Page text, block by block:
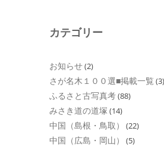
カテゴリー
お知らせ(2)
さが名木１００選■掲載一覧 (3)
ふるさと古写真考(88)
みさき道の道塚 (14)
中国（島根・鳥取） (22)
中国（広島・岡山） (5)